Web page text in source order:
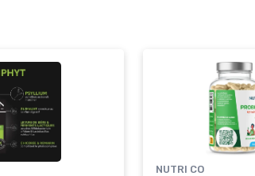
NUTRI CO